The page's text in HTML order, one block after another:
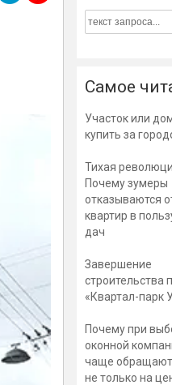
Самое
Участок или
купить за
Тихая
Почему зумеры
отказываются
квартир в
дач
Завершение
строительства
«Квартал-парк
Почему при
оконной
чаще
не только на